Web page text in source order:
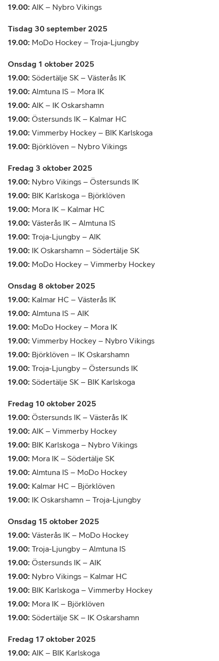
19.00: AIK – Nybro Vikings
Tisdag 30 september 2025
19.00: MoDo Hockey – Troja-Ljungby
Onsdag 1 oktober 2025
19.00: Södertälje SK – Västerås IK
19.00: Almtuna IS – Mora IK
19.00: AIK – IK Oskarshamn
19.00: Östersunds IK – Kalmar HC
19.00: Vimmerby Hockey – BIK Karlskoga
19.00: Björklöven – Nybro Vikings
Fredag 3 oktober 2025
19.00: Nybro Vikings – Östersunds IK
19.00: BIK Karlskoga – Björklöven
19.00: Mora IK – Kalmar HC
19.00: Västerås IK – Almtuna IS
19.00: Troja-Ljungby – AIK
19.00: IK Oskarshamn – Södertälje SK
19.00: MoDo Hockey – Vimmerby Hockey
Onsdag 8 oktober 2025
19.00: Kalmar HC – Västerås IK
19.00: Almtuna IS – AIK
19.00: MoDo Hockey – Mora IK
19.00: Vimmerby Hockey – Nybro Vikings
19.00: Björklöven – IK Oskarshamn
19.00: Troja-Ljungby – Östersunds IK
19.00: Södertälje SK – BIK Karlskoga
Fredag 10 oktober 2025
19.00: Östersunds IK – Västerås IK
19.00: AIK – Vimmerby Hockey
19.00: BIK Karlskoga – Nybro Vikings
19.00: Mora IK – Södertälje SK
19.00: Almtuna IS – MoDo Hockey
19.00: Kalmar HC – Björklöven
19.00: IK Oskarshamn – Troja-Ljungby
Onsdag 15 oktober 2025
19.00: Västerås IK – MoDo Hockey
19.00: Troja-Ljungby – Almtuna IS
19.00: Östersunds IK – AIK
19.00: Nybro Vikings – Kalmar HC
19.00: BIK Karlskoga – Vimmerby Hockey
19.00: Mora IK – Björklöven
19.00: Södertälje SK – IK Oskarshamn
Fredag 17 oktober 2025
19.00: AIK – BIK Karlskoga